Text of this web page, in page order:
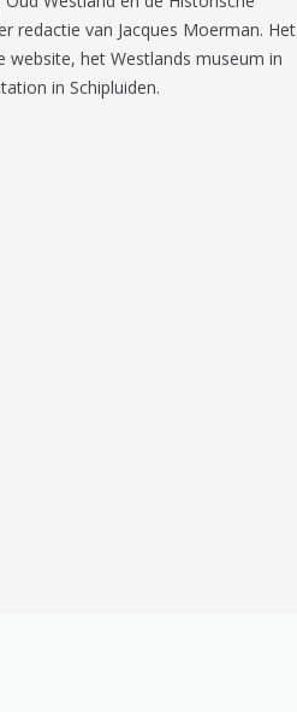
redactie van Jacques Moerman. Het
website, het Westlands museum in
in Schipluiden.